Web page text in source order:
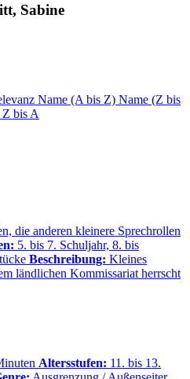
Sabine
Name (A bis Z) Name (Z bis
Z bis A
die anderen kleinere Sprechrollen
5. bis 7. Schuljahr, 8. bis
Beschreibung: Kleines
ländlichen Kommissariat herrscht
Altersstufen: 11. bis 13.